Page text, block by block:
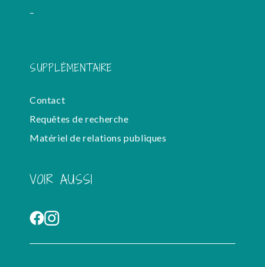
-
SUPPLÉMENTAIRE
Contact
Requêtes de recherche
Matériel de relations publiques
VOIR AUSSI